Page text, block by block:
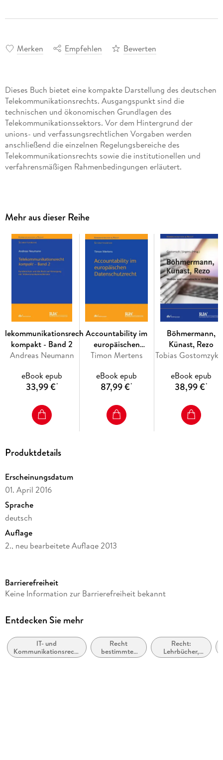
Merken Empfehlen Bewerten
Dieses Buch bietet eine kompakte Darstellung des deutschen
Telekommunikationsrechts. Ausgangspunkt sind die
technischen und ökonomischen Grundlagen des
Telekommunikationssektors. Vor dem Hintergrund der
unions- und verfassungsrechtlichen Vorgaben werden
anschließend die einzelnen Regelungsbereiche des
Telekommunikationsrechts sowie die institutionellen und
Rechtsprechung zu den Vorschriften des
Telekommunikationsrechts umfassend ausgewertet und
dargestellt. Inhaltlich werden insbesondere auch die
Änderungen des Rechtsrahmens im Zuge der großen Novelle
des TelekommunikationsgeSetzes im Jahr 2012
berücksichtigt.
Mehr aus dieser Reihe
kompakt - Band 2
Andreas Neumann
eBook epub
33,99 €*
Accountability im
europäischen
Datenschutzrecht
Timon Mertens
eBook epub
87,99 €*
Böhmermann,
Künast, Rezo
eBook epub
38,99 €*
Produktdetails
Erscheinungsdatum
01. April 2016
Sprache
deutsch
Auflage
2., neu bearbeitete Auflage 2013
Dateigröße
Reihe
Autor/Autorin
Alexander Koch, Andreas Neumann
Barrierefreiheit
Keine Information zur Barrierefreiheit bekannt
Entdecken Sie mehr
IT- und
Kommunikationsrecht,
Postrecht
Recht
bestimmter
Jurisdiktionen
Recht:
Lehrbücher,
Skripten,